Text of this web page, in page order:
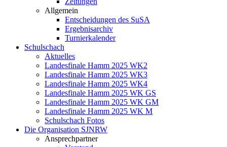
Allgemein
Entscheidungen des SuSA
Ergebnisarchiv
Turnierkalender
Schulschach
Aktuelles
Landesfinale Hamm 2025 WK2
Landesfinale Hamm 2025 WK3
Landesfinale Hamm 2025 WK4
Landesfinale Hamm 2025 WK GS
Landesfinale Hamm 2025 WK GM
Landesfinale Hamm 2025 WK M
Schulschach Fotos
Die Organisation SJNRW
Ansprechpartner